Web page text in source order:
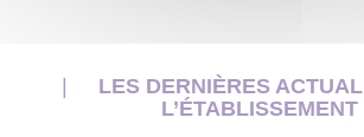
LES DERNIÈRES
L’ÉTABLISSEMENT